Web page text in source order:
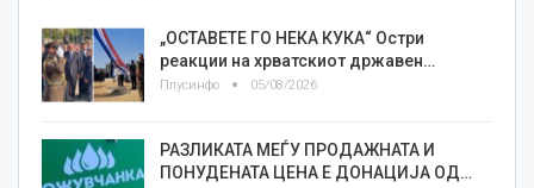
„ОСТАВЕТЕ ГО НЕКА КУКА“ Остри
реакции на хрватскиот државен…
Плусинфо 05/08/2026
РАЗЛИКАТА МЕЃУ ПРОДАЖНАТА И
ПОНУДЕНАТА ЦЕНА Е ДОНАЦИЈА ОД…